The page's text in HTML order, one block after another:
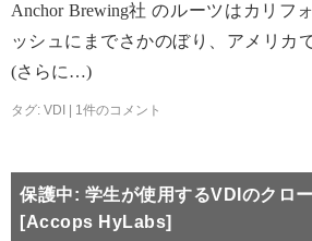
Anchor Brewing社 のルーツはカリフ
ッシュにまでさかのぼり、アメリカ
(さらに…)
タグ: VDI 1件のコメント
保護中: 学生が使用するVDIのクロ
[Accops HyLabs]